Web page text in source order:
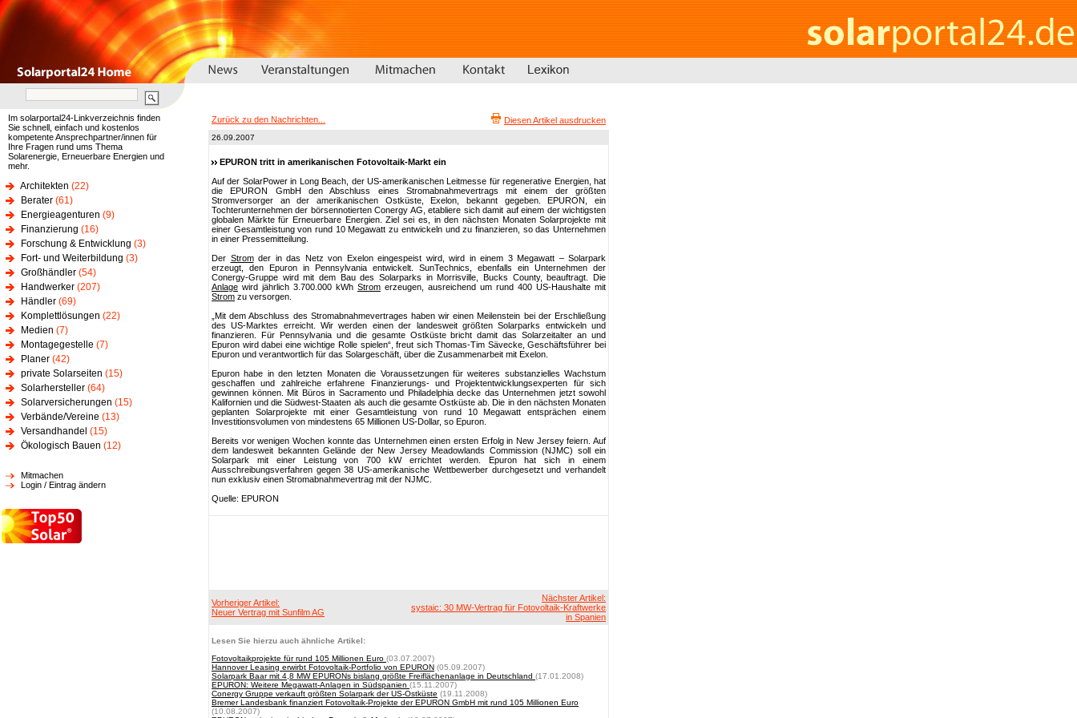
Im solarportal24-Linkverzeichnis finden
Sie schnell, einfach und kostenlos
kompetente Ansprechpartner/innen für
Ihre Fragen rund ums Thema
Solarenergie, Erneuerbare Energien und
mehr.
Architekten (22)
Berater (61)
Energieagenturen (9)
Finanzierung (16)
Forschung & Entwicklung (3)
Fort- und Weiterbildung (3)
Großhändler (54)
Handwerker (207)
Händler (69)
Komplettlösungen (22)
Medien (7)
Montagegestelle (7)
Planer (42)
private Solarseiten (15)
Solarhersteller (64)
Solarversicherungen (15)
Verbände/Vereine (13)
Versandhandel (15)
Ökologisch Bauen (12)
Mitmachen
Login / Eintrag ändern
Zurück zu den Nachrichten... Diesen Artikel ausdrucken
26.09.2007
EPURON tritt in amerikanischen Fotovoltaik-Markt ein
Auf der SolarPower in Long Beach, der US-amerikanischen Leitmesse für regenerative Energien, hat
die EPURON GmbH den Abschluss eines Stromabnahmevertrags mit einem der größten
Stromversorger an der amerikanischen Ostküste, Exelon, bekannt gegeben. EPURON, ein
Tochterunternehmen der börsennotierten Conergy AG, etabliere sich damit auf einem der wichtigsten
globalen Märkte für Erneuerbare Energien. Ziel sei es, in den nächsten Monaten Solarprojekte mit
einer Gesamtleistung von rund 10 Megawatt zu entwickeln und zu finanzieren, so das Unternehmen
in einer Pressemitteilung.
Der Stromder in das Netz von Exelon eingespeist wird, wird in einem 3 Megawatt – Solarpark
erzeugt, den Epuron in Pennsylvania entwickelt. SunTechnics, ebenfalls ein Unternehmen der
Conergy-Gruppe wird mit dem Bau des Solarparks in Morrisville, Bucks County, beauftragt. Die
Anlage wird jährlich 3.700.000 kWh Strom erzeugen, ausreichend um rund 400 US-Haushalte mit
Strom zu versorgen.
„Mit dem Abschluss des Stromabnahmevertrages haben wir einen Meilenstein bei der Erschließung
des US-Marktes erreicht. Wir werden einen der landesweit größten Solarparks entwickeln und
finanzieren. Für Pennsylvania und die gesamte Ostküste bricht damit das Solarzeitalter an und
Epuron wird dabei eine wichtige Rolle spielen“, freut sich Thomas-Tim Sävecke, Geschäftsführer bei
Epuron und verantwortlich für das Solargeschäft, über die Zusammenarbeit mit Exelon.
Epuron habe in den letzten Monaten die Voraussetzungen für weiteres substanzielles Wachstum
geschaffen und zahlreiche erfahrene Finanzierungs- und Projektentwicklungsexperten für sich
gewinnen können. Mit Büros in Sacramento und Philadelphia decke das Unternehmen jetzt sowohl
Kalifornien und die Südwest-Staaten als auch die gesamte Ostküste ab. Die in den nächsten Monaten
geplanten Solarprojekte mit einer Gesamtleistung von rund 10 Megawatt entsprächen einem
Investitionsvolumen von mindestens 65 Millionen US-Dollar, so Epuron.
Bereits vor wenigen Wochen konnte das Unternehmen einen ersten Erfolg in New Jersey feiern. Auf
dem landesweit bekannten Gelände der New Jersey Meadowlands Commission (NJMC) soll ein
Solarpark mit einer Leistung von 700 kW errichtet werden. Epuron hat sich in einem
Ausschreibungsverfahren gegen 38 US-amerikanische Wettbewerber durchgesetzt und verhandelt
nun exklusiv einen Stromabnahmevertrag mit der NJMC.
Quelle: EPURON
Vorheriger Artikel:
Neuer Vertrag mit Sunfilm AG
Nächster Artikel:
systaic: 30 MW-Vertrag für Fotovoltaik-Kraftwerke
in Spanien
Lesen Sie hierzu auch ähnliche Artikel:
Fotovoltaikprojekte für rund 105 Millionen Euro (03.07.2007)
Hannover Leasing erwirbt Fotovoltaik-Portfolio von EPURON (05.09.2007)
Solarpark Baar mit 4,8 MW EPURONs bislang größte Freiflächenanlage in Deutschland (17.01.2008)
EPURON: Weitere Megawatt-Anlagen in Südspanien (15.11.2007)
Conergy Gruppe verkauft größten Solarpark der US-Ostküste (19.11.2008)
Bremer Landesbank finanziert Fotovoltaik-Projekte der EPURON GmbH mit rund 105 Millionen Euro
(10.08.2007)